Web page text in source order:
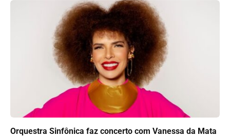
Orquestra Sinfônica faz concerto com Vanessa da Mata